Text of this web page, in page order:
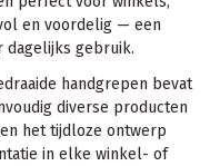
en voordelig — een
dagelijks gebruik.
handgrepen bevat
diverse producten
het tijdloze ontwerp
in elke winkel- of